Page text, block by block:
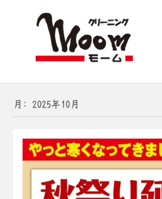
月: 2025年10月